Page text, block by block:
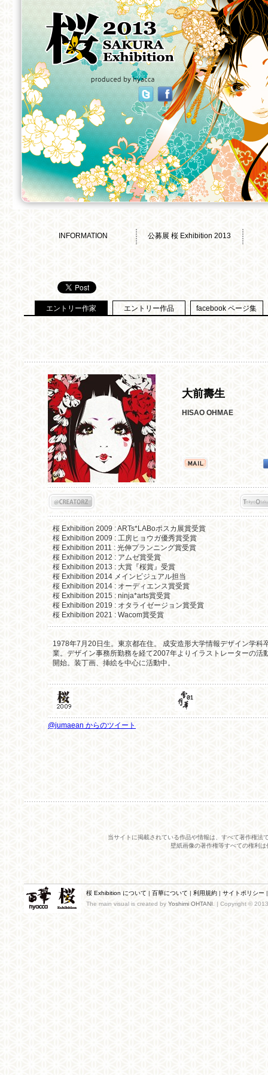
INFORMATION 公募展 桜 Exhibition 2013
エントリー作家 エントリー作品 facebook ページ集
大前壽生
HISAO OHMAE
桜 Exhibition 2009 : ARTs*LABoポスカ展賞受賞
桜 Exhibition 2009 : 工房ヒョウガ優秀賞受賞
桜 Exhibition 2011 : 光伸プランニング賞受賞
桜 Exhibition 2012 : アムゼ賞受賞
桜 Exhibition 2013 : 大賞『桜賞』受賞
桜 Exhibition 2014 メインビジュアル担当
桜 Exhibition 2014 : オーディエンス賞受賞
桜 Exhibition 2015 : ninja*arts賞受賞
桜 Exhibition 2019 : オタライゼージョン賞受賞
桜 Exhibition 2021 : Wacom賞受賞
1978年7月20日生。東京都在住。 成安造形大学情報デザイン学科
業。デザイン事務所勤務を経て2007年よりイラストレーターの活
開始。装丁画、挿絵を中心に活動中。
@jumaean からのツイート
当サイトに掲載されている作品や情報は、すべて著作権
壁紙画像の著作権等すべての権利
桜 Exhibition について | 百華について | 利用規約 | サイトポリシー
The main visual is created by Yoshimi OHTANI . | Copyright ©